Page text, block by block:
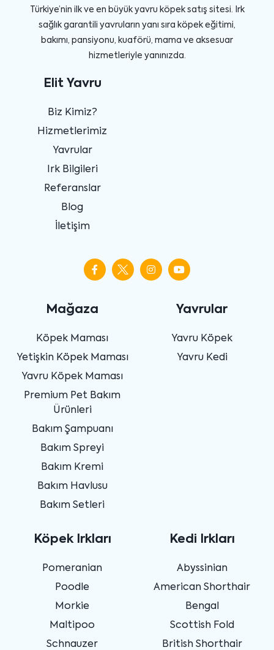
Türkiye’nin ilk ve en büyük yavru köpek satış sitesi. Irk
sağlık garantili yavruların yanı sıra köpek eğitimi,
bakımı, pansiyonu, kuaförü, mama ve aksesuar
hizmetleriyle yanınızda.
Elit Yavru
Biz Kimiz?
Hizmetlerimiz
Yavrular
Irk Bilgileri
Referanslar
Blog
İletişim
Mağaza
Köpek Maması
Yetişkin Köpek Maması
Yavru Köpek Maması
Premium Pet Bakım
Ürünleri
Bakım Şampuanı
Bakım Spreyi
Bakım Kremi
Bakım Havlusu
Bakım Setleri
Yavrular
Yavru Köpek
Yavru Kedi
Köpek Irkları
Pomeranian
Poodle
Morkie
Maltipoo
Schnauzer
Kedi Irkları
Abyssinian
American Shorthair
Bengal
Scottish Fold
British Shorthair